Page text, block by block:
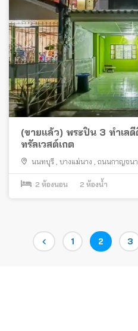
(ขายแล้ว) พระปิ่น 3 ทำเล
ทรัลเวสต์เกต
นนทบุรี บางแม่นาง ถนนกาญจนา
2 ห้องนอน 2 ห้องน้ำ
Posts
Page
1 Page
2 3